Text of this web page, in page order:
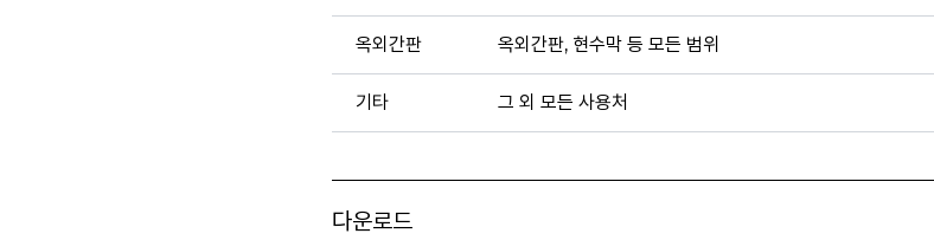
옥외간판 옥외간판, 현수막 등 모든 범위
기타 그 외 모든 사용처
다운로드